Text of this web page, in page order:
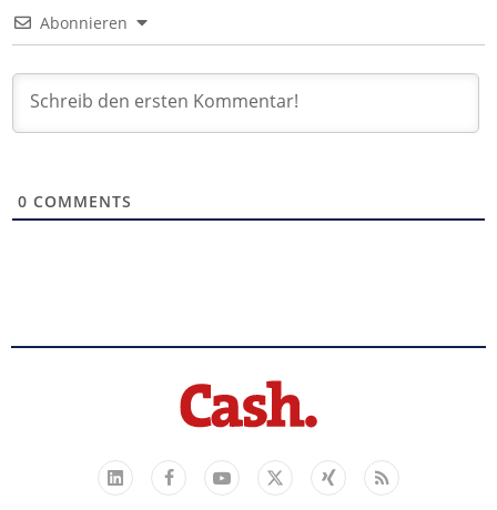
Abonnieren
0 COMMENTS
LinkedIn
FacebookYouTube
X
Xing Feed